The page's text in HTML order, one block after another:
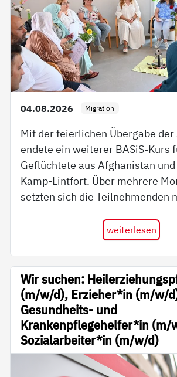
04.08.2026 Migration
Mit der feierlichen Übergabe
endete ein weiterer BASiS-Kurs
Geflüchtete aus Afghanistan
Kamp-Lintfort. Über mehrere
setzten sich die Teilnehmenden
weiterlesen
Wir suchen:
(m/w/d), Erzieher*in (m/w/
Gesundheits- und
Krankenpflegehelfer*in (m/
Sozialarbeiter*in (m/w/d)